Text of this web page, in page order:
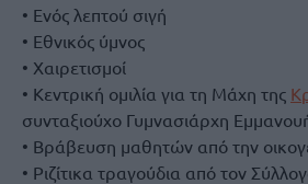
• Ενός λεπτού σιγή
• Εθνικός ύμνος
• Χαιρετισμοί
• Κεντρική ομιλία για τη Μάχη της
συνταξιούχο Γυμνασιάρχη
• Βράβευση μαθητών από την
• Ριζίτικα τραγούδια από τον